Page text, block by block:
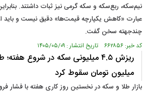
نیم‌سکه، ربع‌سکه و سکه گرمی نیز ثبات داشتند.
عبارت «کاهش یکپارچه قیمت‌ها» دقیق نیست و باید
چندجهته سخن گفت.
کد خبر: ۶۶۲۸۵۶ تاریخ انتشار : ۱۴۰۵/۰۵/۰۹
میلیون تومان سقوط کرد
بازار طلا و سکه در نخستین روز کاری هفته با فشار